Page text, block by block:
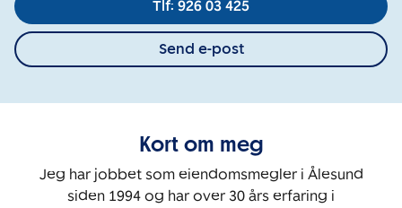
Tlf: 926 03 425
Send e-post
Kort om meg
Jeg har jobbet som eiendomsmegler i Ålesund
siden 1994 og har over 30 års erfaring i